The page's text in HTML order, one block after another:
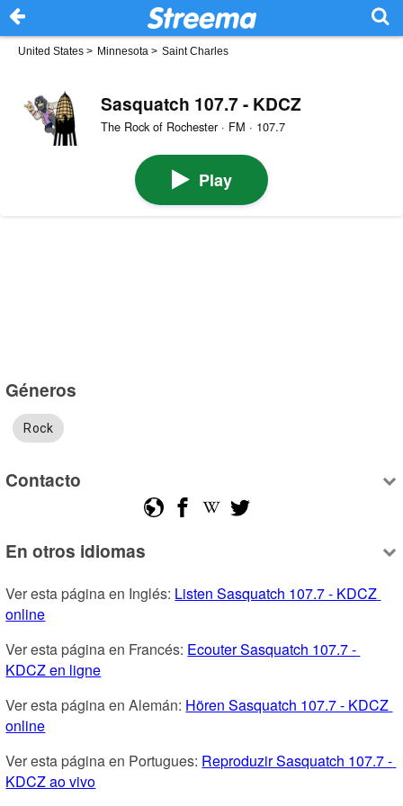
United States > Minnesota > Saint Charles
Sasquatch 107.7 - KDCZ
The Rock of Rochester · FM · 107.7
Play
Géneros
Rock
Contacto
En otros idiomas
Ver esta página en Inglés: Listen Sasquatch 107.7 - KDCZ
online
Ver esta página en Francés: Ecouter Sasquatch 107.7 -
KDCZ en ligne
Ver esta página en Alemán: Hören Sasquatch 107.7 - KDCZ
online
Ver esta página en Portugues: Reproduzir Sasquatch 107.7 -
KDCZ ao vivo